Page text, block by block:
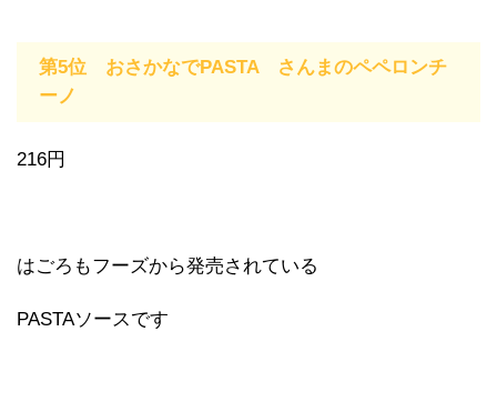
第5位 おさかなでPASTA さんまのペペロンチ
ーノ
216円
はごろもフーズから発売されている
PASTAソースです